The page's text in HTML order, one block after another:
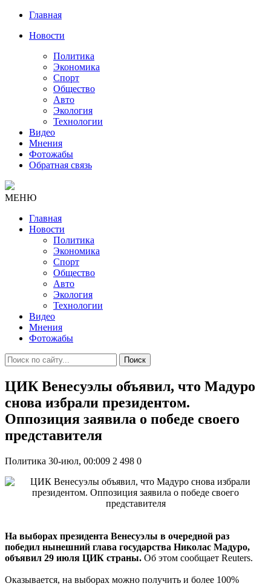
Главная
Новости
Политика
Экономика
Спорт
Общество
Авто
Экология
Технологии
Видео
Мнения
Фотожабы
Обратная связь
МЕНЮ
Главная
Новости
Политика
Экономика
Спорт
Общество
Авто
Экология
Технологии
Видео
Мнения
Фотожабы
Поиск
ЦИК Венесуэлы объявил, что Мадуро
снова избрали президентом.
Оппозиция заявила о победе своего
представителя
Политика 30-июл, 00:009 2 498 0
На выборах президента Венесуэлы в очередной раз
победил нынешний глава государства Николас Мадуро,
объявил 29 июля ЦИК страны. Об этом сообщает Reuters.
Оказывается, на выборах можно получить и более 100%